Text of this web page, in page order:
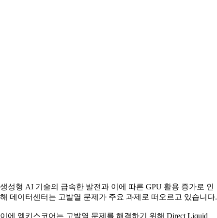
생성형 AI 기술의 급속한 발전과 이에 따른 GPU 활용 증가로 인
해 데이터센터는 고발열 문제가 주요 과제로 떠오르고 있습니다.
이에 엠키스코어는 고발열 문제를 해결하기 위해 Direct Liquid